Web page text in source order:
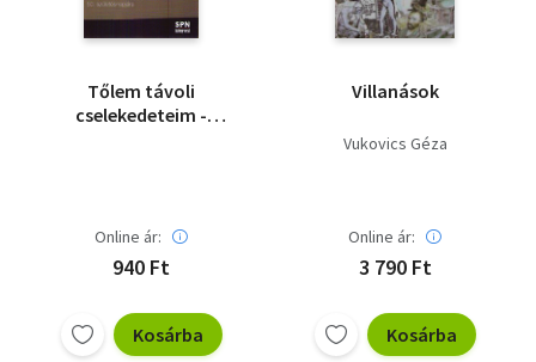
Tőlem távoli
cselekedeteim -
Online ár:
940 Ft
Kosárba
Villanások
Vukovics Géza
Online ár:
3 790 Ft
Kosárba